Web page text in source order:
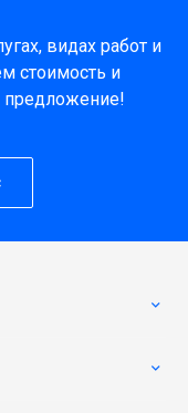
видах работ и
стоимость и
предложение!